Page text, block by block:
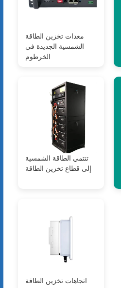
معدات تخزين الطاقة
الشمسية الجديدة في
الخرطوم
تنتمي الطاقة الشمسية
إلى قطاع تخزين الطاقة
اتجاهات تخزين الطاقة